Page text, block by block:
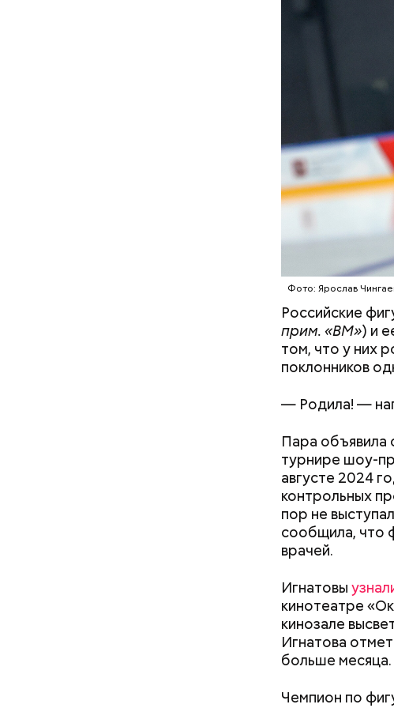
Фото: Ярослав
Российские
прим. «ВМ») и
том, что у них
поклонников
— Родила! —
Пара объявила
турнире шоу-
августе 2024
контрольных
пор не
сообщила, что
врачей.
Игнатовы
кинотеатре
кинозале
Игнатова
больше месяца.
Чемпион по
В
своими
проводят
возможно,
холостяками.
Спагетти
с сахарным
лишним весом.
силовиков: кто такой Роберт
Гилман, которого просят